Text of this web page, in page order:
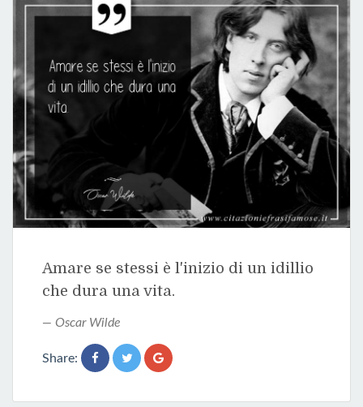
Amare se stessi è l'inizio di un idillio
che dura una vita.
Oscar Wilde
Share: